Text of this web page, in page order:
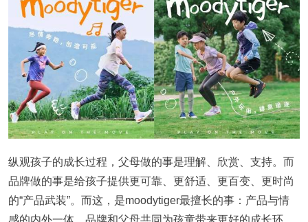
纵观孩子的成长过程，父母做的事是理解、欣赏、支持。而
品牌做的事是给孩子提供更可靠、更舒适、更百变、更时尚
的“产品武装”。而这，是moodytiger最擅长的事：产品与情
感的内外一体，品牌和父母共同为孩童带来更好的成长环